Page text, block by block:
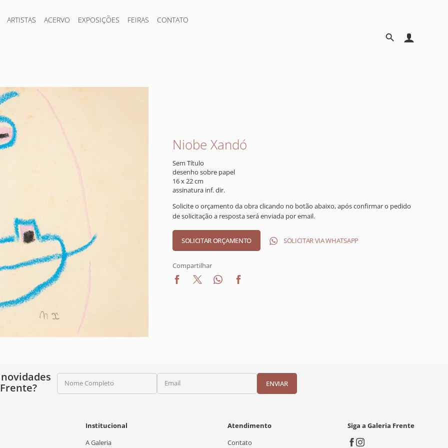
ARTISTAS ACERVO EXPOSIÇÕES FEIRAS CONTATO
Niobe Xandó
Sem Título
desenho sobre papel
16 x 22 cm
assinatura inf. dir.
Solicite o orçamento da obra clicando no botão abaixo, após confirmar o pedido
de solicitação a resposta será enviada por email.
SOLICITAR VIA WHATSAPP
Compartilhar
Nome Completo Email ENVIAR
Institucional
A Galeria
Atendimento
Contato
Siga a Galeria Frente